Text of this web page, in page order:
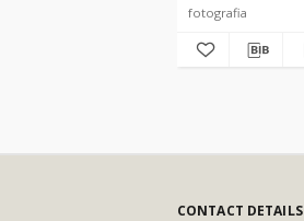
fotografia
CONTACT DETAILS